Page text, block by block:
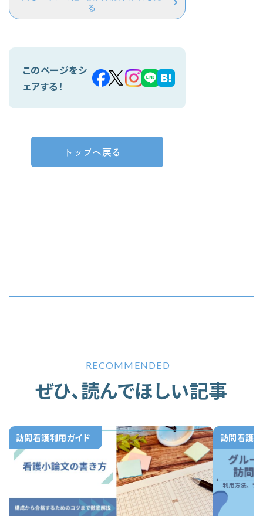
る
このページをシ
ェアする！
トップへ戻る
RECOMMENDED
ぜひ、読んでほしい記事
訪問看護利用ガイド 訪問看護